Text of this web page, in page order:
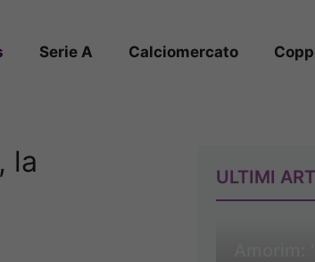
Serie A Calciomercato
la
ULTIMI